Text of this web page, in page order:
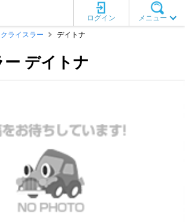
メニュー
ログイン
クライスラー デイトナ
デイトナ